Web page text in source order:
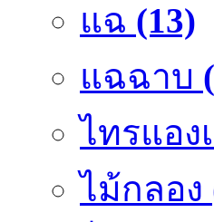
แฉ (13)
แฉฉาบ
ไทรแอง
ไม้กลอง